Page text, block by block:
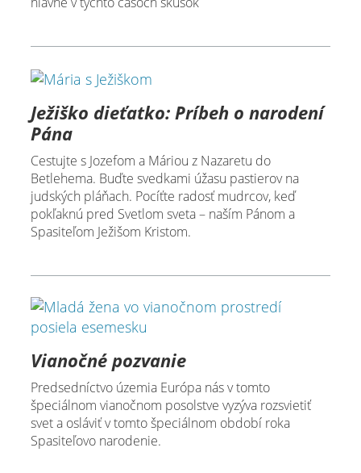
Ježiško dieťatko: Príbeh o narodení
Pána
Cestujte s Jozefom a Máriou z Nazaretu do
Betlehema. Buďte svedkami úžasu pastierov na
judských pláňach. Pocíťte radosť mudrcov, keď
pokľaknú pred Svetlom sveta – naším Pánom a
Spasiteľom Ježišom Kristom.
Vianočné pozvanie
Predsedníctvo územia Európa nás v tomto
špeciálnom vianočnom posolstve vyzýva rozsvietiť
svet a osláviť v tomto špeciálnom období roka
Spasiteľovo narodenie.